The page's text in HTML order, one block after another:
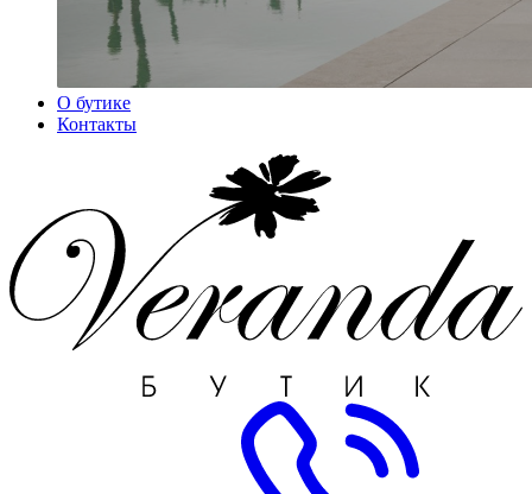
О бутике
Контакты